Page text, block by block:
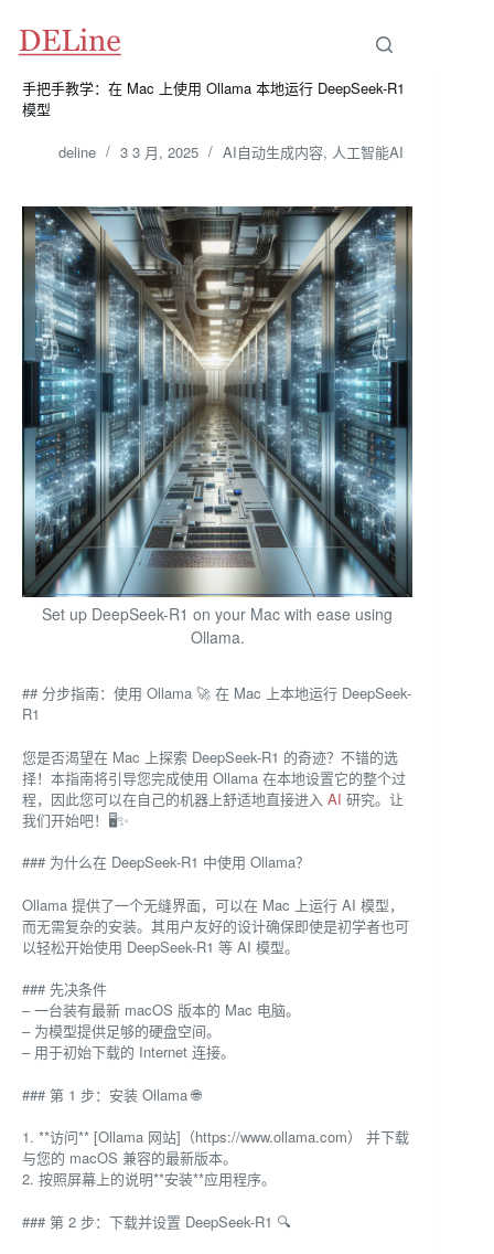
手把手教学：在 Mac 上使用 Ollama 本地运行 DeepSeek-R1
模型
deline 3 3 月, 2025 AI自动生成内容, 人工智能AI
Set up DeepSeek-R1 on your Mac with ease using
Ollama.
## 分步指南：使用 Ollama 🚀 在 Mac 上本地运行 DeepSeek-
R1
您是否渴望在 Mac 上探索 DeepSeek-R1 的奇迹？不错的选
择！本指南将引导您完成使用 Ollama 在本地设置它的整个过
程，因此您可以在自己的机器上舒适地直接进入 AI 研究。让
我们开始吧！🖥️✨
### 为什么在 DeepSeek-R1 中使用 Ollama？
Ollama 提供了一个无缝界面，可以在 Mac 上运行 AI 模型，
而无需复杂的安装。其用户友好的设计确保即使是初学者也可
以轻松开始使用 DeepSeek-R1 等 AI 模型。
### 先决条件
– 一台装有最新 macOS 版本的 Mac 电脑。
– 为模型提供足够的硬盘空间。
– 用于初始下载的 Internet 连接。
### 第 1 步：安装 Ollama 🌐
1. **访问** [Ollama 网站]（https://www.ollama.com） 并下载
与您的 macOS 兼容的最新版本。
2. 按照屏幕上的说明**安装**应用程序。
### 第 2 步：下载并设置 DeepSeek-R1 🔍